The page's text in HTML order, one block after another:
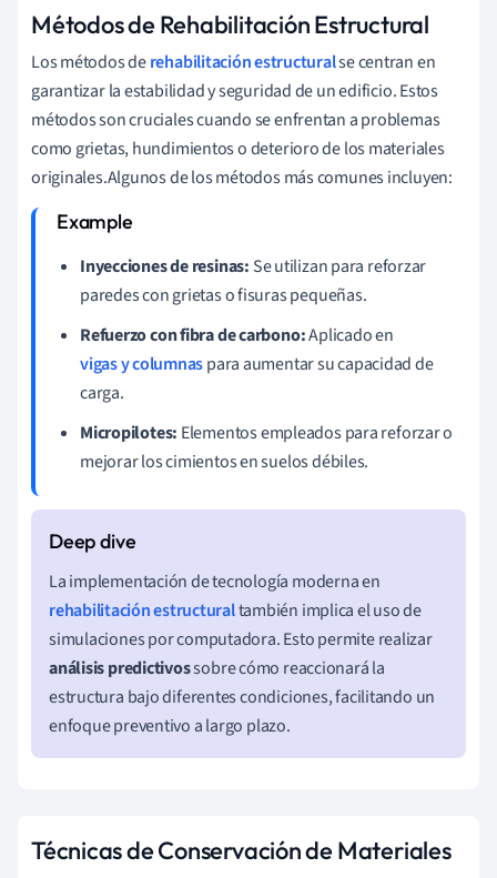
Métodos de Rehabilitación Estructural
Los métodos derehabilitación estructuralse centran en
garantizar la estabilidad y seguridad de un edificio. Estos
métodos son cruciales cuando se enfrentan a problemas
como grietas, hundimientos o deterioro de los materiales
originales.Algunos de los métodos más comunes incluyen:
Inyecciones de resinas: Se utilizan para reforzar
paredes con grietas o fisuras pequeñas.
Refuerzo con fibra de carbono:Aplicado en
vigas y columnaspara aumentar su capacidad de
carga.
Micropilotes: Elementos empleados para reforzar o
mejorar los cimientos en suelos débiles.
La implementación de tecnología moderna en
rehabilitación estructuraltambién implica el uso de
simulaciones por computadora. Esto permite realizar
análisis predictivossobre cómo reaccionará la
estructura bajo diferentes condiciones, facilitando un
enfoque preventivo a largo plazo.
Técnicas de Conservación de Materiales